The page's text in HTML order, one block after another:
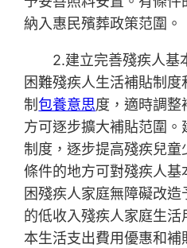
納入惠民殯葬政策范圍。
2.建立完善殘疾人基
困難殘疾人生活補貼制
制包養意思度，適時調整
方可逐步擴大補貼范圍
制度，逐步提高殘疾兒
條件的地方可對殘疾人
困殘疾人家庭無障礙改
的低收入殘疾人家庭生
本生活支出費用優惠和補